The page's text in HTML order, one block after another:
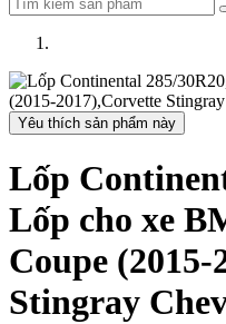
Yêu thích sản phẩm này
Lốp
Lốp cho xe
Coupe
Stingray